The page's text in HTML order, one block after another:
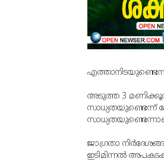
അടുത്ത 3
സാധ്യതയുണ്ടെന്ന്
ജാഗ്രതാ
ഇടിമിന്നല്‍